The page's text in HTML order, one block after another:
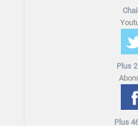
Plus
Plus